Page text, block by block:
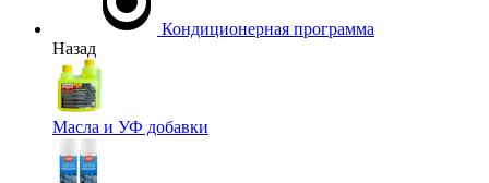
Кондиционерная программа
Назад
Масла и УФ добавки